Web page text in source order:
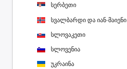
სერბეთი
სვალბარდი და იან-მაიენი
სლოვაკეთი
სლოვენია
უკრაინა